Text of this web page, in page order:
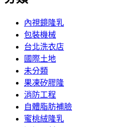
內視鏡隆乳
包裝機械
台北洗衣店
國際土地
未分類
果凍矽膠隆
消防工程
自體脂肪補臉
蜜桃絨隆乳